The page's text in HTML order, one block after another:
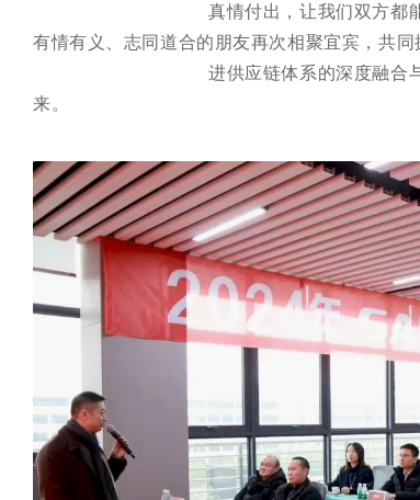
真情付出，让我们双方都能够持续稳
有情有义、志同道合的朋友再次相聚宜宾，共
进供应链体系的深度融合与共同发
来。